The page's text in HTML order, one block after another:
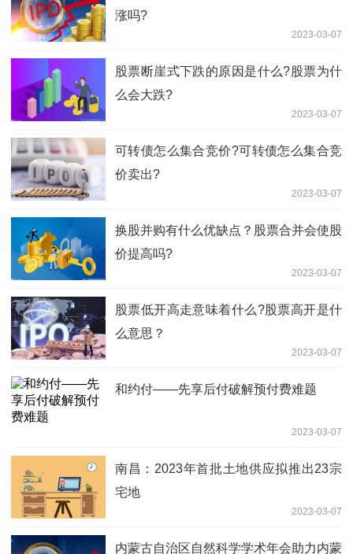
涨吗?
2023-03-07
股票断崖式下跌的原因是什么?股票为什
么会大跌?
2023-03-07
可转债怎么集合竞价?可转债怎么集合竞
价卖出?
2023-03-07
换股并购有什么优缺点？股票合并会使股
价提高吗?
2023-03-07
股票低开高走意味着什么?股票高开是什
么意思？
2023-03-07
和约付——先享后付破解预付费难题
2023-03-07
南昌：2023年首批土地供应拟推出23宗
宅地
2023-03-07
内蒙古自治区自然科学学术年会助力内蒙